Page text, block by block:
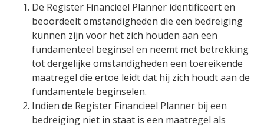
De Register Financieel Planner identificeert en
beoordeelt omstandigheden die een bedreiging
kunnen zijn voor het zich houden aan een
fundamenteel beginsel en neemt met betrekking
tot dergelijke omstandigheden een toereikende
maatregel die ertoe leidt dat hij zich houdt aan de
fundamentele beginselen.
Indien de Register Financieel Planner bij een
bedreiging niet in staat is een maatregel als